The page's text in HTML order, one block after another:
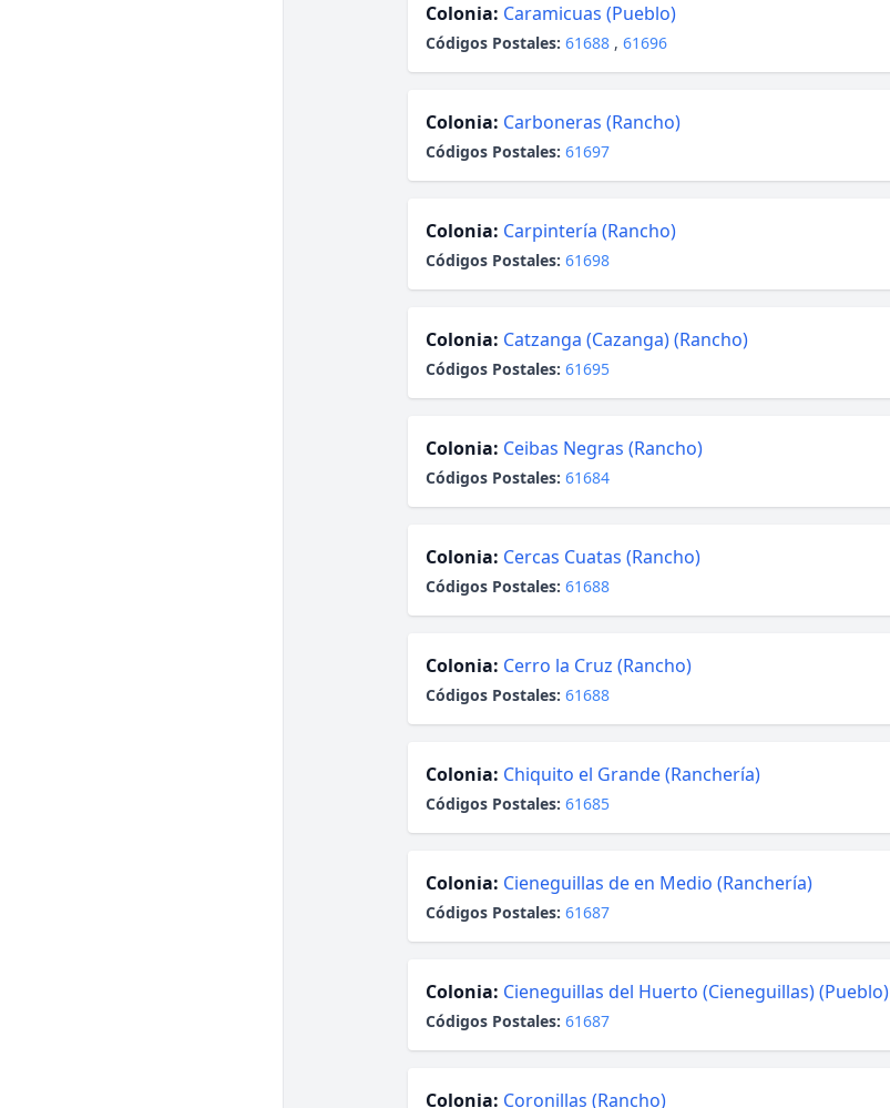
Colonia: Caramicuas (Pueblo)
Códigos Postales: 61688 , 61696
Colonia: Carboneras (Rancho)
Códigos Postales: 61697
Colonia: Carpintería (Rancho)
Códigos Postales: 61698
Colonia: Catzanga (Cazanga) (Rancho)
Códigos Postales: 61695
Colonia: Ceibas Negras (Rancho)
Códigos Postales: 61684
Colonia: Cercas Cuatas (Rancho)
Códigos Postales: 61688
Colonia: Cerro la Cruz (Rancho)
Códigos Postales: 61688
Colonia: Chiquito el Grande (Ranchería)
Códigos Postales: 61685
Colonia: Cieneguillas de en Medio (Ranchería)
Códigos Postales: 61687
Colonia: Cieneguillas del Huerto (Cieneguillas) (Pueblo)
Códigos Postales: 61687
Colonia: Coronillas (Rancho)